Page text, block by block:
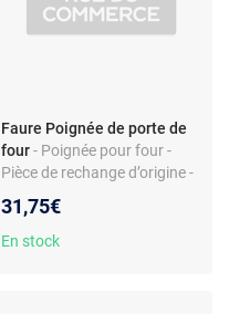
Faure Poignée de porte de
four - Poignée pour four -
Pièce de rechange d’origine -
Zanussi - Fixation simple -
Plastique robuste
31,75€
En stock